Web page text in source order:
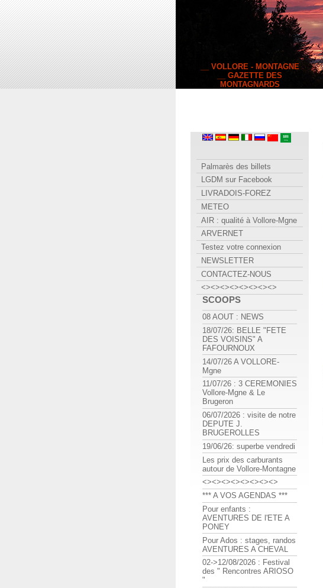
__ VOLLORE - MONTAGNE
__ GAZETTE DES
MONTAGNARDS
Palmarès des billets
LGDM sur Facebook
LIVRADOIS-FOREZ
METEO
AIR : qualité à Vollore-Mgne
ARVERNET
Testez votre connexion
NEWSLETTER
CONTACTEZ-NOUS
<><><><><><><><>
SCOOPS
08 AOUT : NEWS
18/07/26: BELLE "FETE
DES VOISINS" A
FAFOURNOUX
14/07/26 A VOLLORE-
Mgne
11/07/26 : 3 CEREMONIES
Vollore-Mgne & Le
Brugeron
06/07/2026 : visite de notre
DEPUTE J.
BRUGEROLLES
19/06/26: superbe vendredi
Les prix des carburants
autour de Vollore-Montagne
<><><><><><><><>
*** A VOS AGENDAS ***
Pour enfants :
AVENTURES DE l'ETE A
PONEY
Pour Ados : stages, randos
AVENTURES A CHEVAL
02->12/08/2026 : Festival
des " Rencontres ARIOSO
"